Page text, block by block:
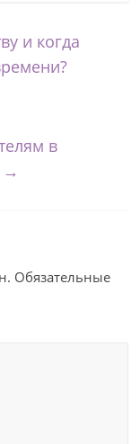
и когда
в
→
Обязательные